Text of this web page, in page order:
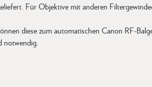
Für Objektive mit anderen
diese zum automatischen Canon RF-
notwendig.